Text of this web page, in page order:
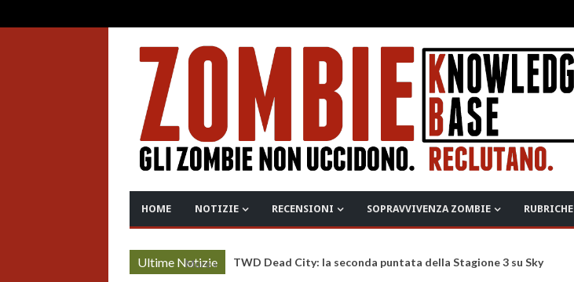
HOME NOTIZIE RECENSIONI SOPRAVVIVENZA ZOMBIE RUBRICHE
Ultime Notizie
More » TWD Dead City: la seconda puntata della Stagione 3 su Sky